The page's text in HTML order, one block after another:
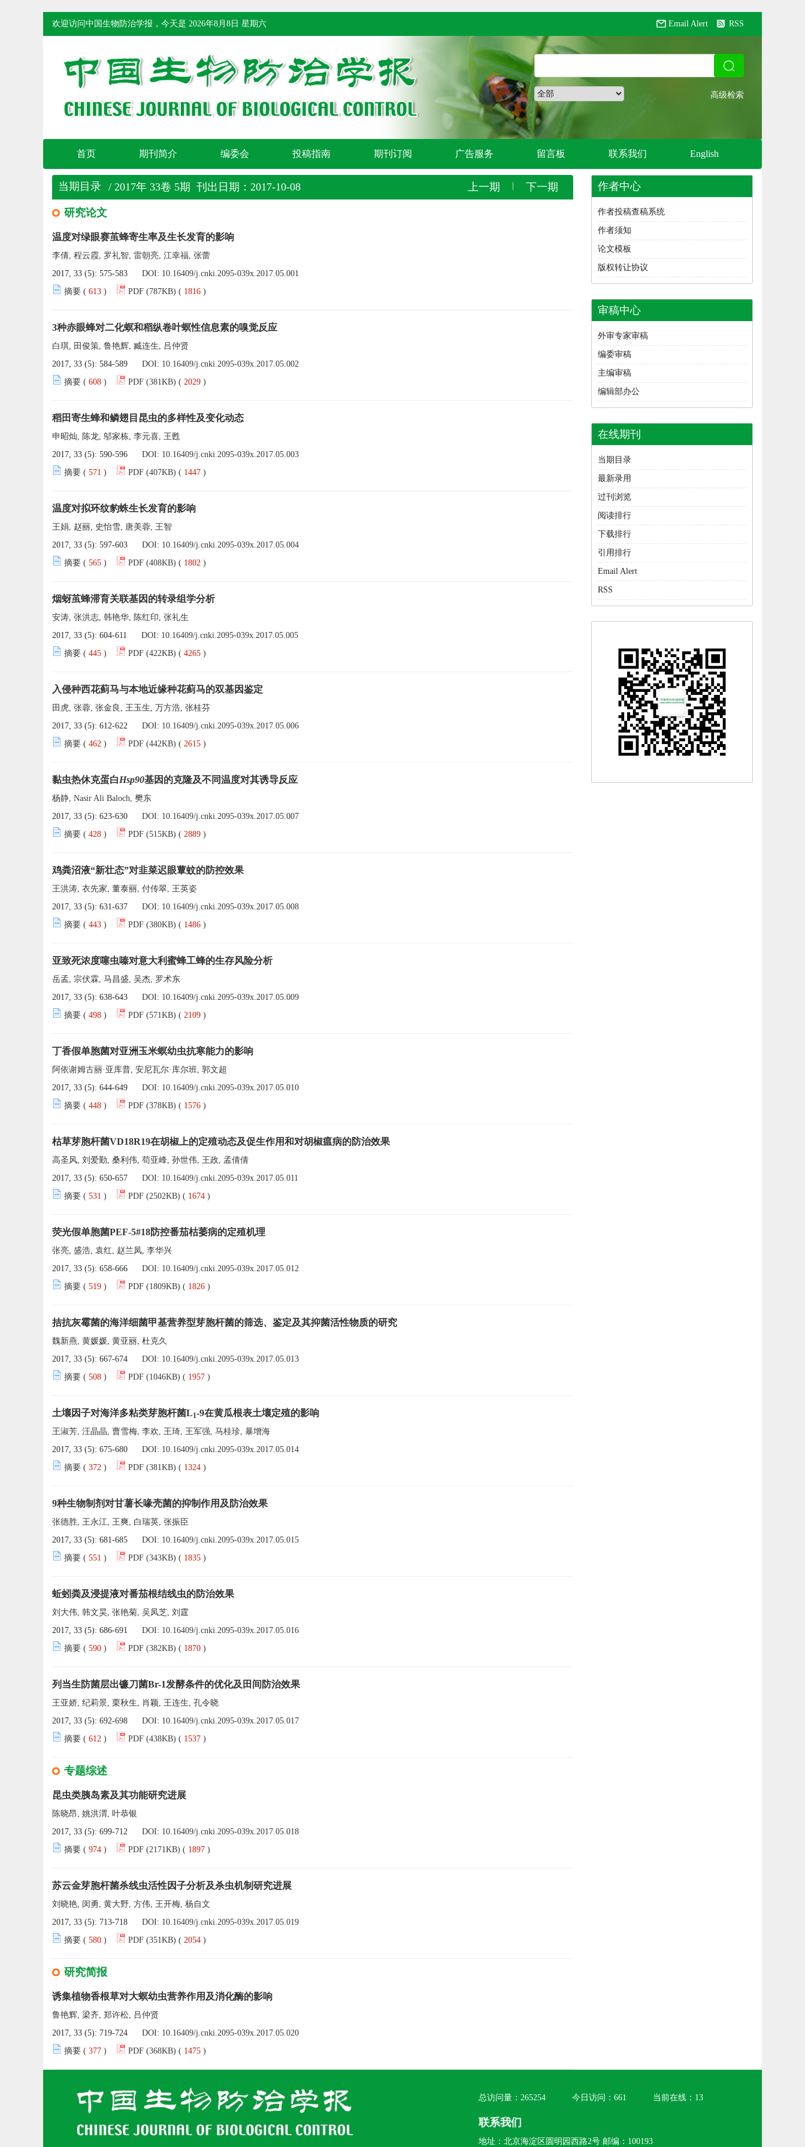
欢迎访问中国生物防治学报，今天是 2026年8月8日 星期六 Email Alert RSS
首页 期刊简介 编委会 投稿指南 期刊订阅 广告服务 留言板 联系我们 English
作者中心
作者投稿查稿系统
作者须知
论文模板
版权转让协议
审稿中心
外审专家审稿
编委审稿
主编审稿
编辑部办公
在线期刊
当期目录
最新录用
过刊浏览
阅读排行
下载排行
引用排行
Email Alert
RSS
当期目录 / 2017年 33卷 5期 刊出日期：2017-10-08 上一期 下一期
研究论文
温度对绿眼赛茧蜂寄生率及生长发育的影响
李倩, 程云霞, 罗礼智, 雷朝亮, 江幸福, 张蕾
2017, 33 (5): 575-583
DOI: 10.16409/j.cnki.2095-039x.2017.05.001
摘要 ( 613 ) PDF (787KB) ( 1816 )
3种赤眼蜂对二化螟和稻纵卷叶螟性信息素的嗅觉反应
白琪, 田俊策, 鲁艳辉, 臧连生, 吕仲贤
2017, 33 (5): 584-589
DOI: 10.16409/j.cnki.2095-039x.2017.05.002
摘要 ( 608 ) PDF (381KB) ( 2029 )
稻田寄生蜂和鳞翅目昆虫的多样性及变化动态
申昭灿, 陈龙, 邬家栋, 李元喜, 王甦
2017, 33 (5): 590-596
DOI: 10.16409/j.cnki.2095-039x.2017.05.003
摘要 ( 571 ) PDF (407KB) ( 1447 )
温度对拟环纹豹蛛生长发育的影响
王娟, 赵丽, 史怡雪, 唐美蓉, 王智
2017, 33 (5): 597-603
DOI: 10.16409/j.cnki.2095-039x.2017.05.004
摘要 ( 565 ) PDF (408KB) ( 1802 )
烟蚜茧蜂滞育关联基因的转录组学分析
安涛, 张洪志, 韩艳华, 陈红印, 张礼生
2017, 33 (5): 604-611
DOI: 10.16409/j.cnki.2095-039x.2017.05.005
摘要 ( 445 ) PDF (422KB) ( 4265 )
入侵种西花蓟马与本地近缘种花蓟马的双基因鉴定
田虎, 张蓉, 张金良, 王玉生, 万方浩, 张桂芬
2017, 33 (5): 612-622
DOI: 10.16409/j.cnki.2095-039x.2017.05.006
摘要 ( 462 ) PDF (442KB) ( 2615 )
黏虫热休克蛋白Hsp90基因的克隆及不同温度对其诱导反应
杨静, Nasir Ali Baloch, 樊东
2017, 33 (5): 623-630
DOI: 10.16409/j.cnki.2095-039x.2017.05.007
摘要 ( 428 ) PDF (515KB) ( 2889 )
鸡粪沼液“新壮态”对韭菜迟眼蕈蚊的防控效果
王洪涛, 衣先家, 董泰丽, 付传翠, 王英姿
2017, 33 (5): 631-637
DOI: 10.16409/j.cnki.2095-039x.2017.05.008
摘要 ( 443 ) PDF (380KB) ( 1486 )
亚致死浓度噻虫嗪对意大利蜜蜂工蜂的生存风险分析
岳孟, 宗伏霖, 马昌盛, 吴杰, 罗术东
2017, 33 (5): 638-643
DOI: 10.16409/j.cnki.2095-039x.2017.05.009
摘要 ( 498 ) PDF (571KB) ( 2109 )
丁香假单胞菌对亚洲玉米螟幼虫抗寒能力的影响
阿依谢姆古丽·亚库普, 安尼瓦尔·库尔班, 郭文超
2017, 33 (5): 644-649
DOI: 10.16409/j.cnki.2095-039x.2017.05.010
摘要 ( 448 ) PDF (378KB) ( 1576 )
枯草芽胞杆菌VD18R19在胡椒上的定殖动态及促生作用和对胡椒瘟病的防治效果
高圣风, 刘爱勤, 桑利伟, 苟亚峰, 孙世伟, 王政, 孟倩倩
2017, 33 (5): 650-657
DOI: 10.16409/j.cnki.2095-039x.2017.05.011
摘要 ( 531 ) PDF (2502KB) ( 1674 )
荧光假单胞菌PEF-5#18防控番茄枯萎病的定殖机理
张亮, 盛浩, 袁红, 赵兰凤, 李华兴
2017, 33 (5): 658-666
DOI: 10.16409/j.cnki.2095-039x.2017.05.012
摘要 ( 519 ) PDF (1809KB) ( 1826 )
拮抗灰霉菌的海洋细菌甲基营养型芽胞杆菌的筛选、鉴定及其抑菌活性物质的研究
魏新燕, 黄媛媛, 黄亚丽, 杜克久
2017, 33 (5): 667-674
DOI: 10.16409/j.cnki.2095-039x.2017.05.013
摘要 ( 508 ) PDF (1046KB) ( 1957 )
土壤因子对海洋多粘类芽胞杆菌L1-9在黄瓜根表土壤定殖的影响
王淑芳, 汪晶晶, 曹雪梅, 李欢, 王琦, 王军强, 马桂珍, 暴增海
2017, 33 (5): 675-680
DOI: 10.16409/j.cnki.2095-039x.2017.05.014
摘要 ( 372 ) PDF (381KB) ( 1324 )
9种生物制剂对甘薯长喙壳菌的抑制作用及防治效果
张德胜, 王永江, 王爽, 白瑞英, 张振臣
2017, 33 (5): 681-685
DOI: 10.16409/j.cnki.2095-039x.2017.05.015
摘要 ( 551 ) PDF (343KB) ( 1835 )
蚯蚓粪及浸提液对番茄根结线虫的防治效果
刘大伟, 韩文昊, 张艳菊, 吴凤芝, 刘霆
2017, 33 (5): 686-691
DOI: 10.16409/j.cnki.2095-039x.2017.05.016
摘要 ( 590 ) PDF (382KB) ( 1870 )
列当生防菌层出镰刀菌Br-1发酵条件的优化及田间防治效果
王亚娇, 纪莉景, 栗秋生, 肖颖, 王连生, 孔令晓
2017, 33 (5): 692-698
DOI: 10.16409/j.cnki.2095-039x.2017.05.017
摘要 ( 612 ) PDF (438KB) ( 1537 )
专题综述
昆虫类胰岛素及其功能研究进展
陈晓昂, 姚洪渭, 叶恭银
2017, 33 (5): 699-712
DOI: 10.16409/j.cnki.2095-039x.2017.05.018
摘要 ( 974 ) PDF (2171KB) ( 1897 )
苏云金芽胞杆菌杀线虫活性因子分析及杀虫机制研究进展
刘晓艳, 闵勇, 黄大野, 方伟, 王开梅, 杨自文
2017, 33 (5): 713-718
DOI: 10.16409/j.cnki.2095-039x.2017.05.019
摘要 ( 580 ) PDF (351KB) ( 2054 )
研究简报
诱集植物香根草对大螟幼虫营养作用及消化酶的影响
鲁艳辉, 梁齐, 郑许松, 吕仲贤
2017, 33 (5): 719-724
DOI: 10.16409/j.cnki.2095-039x.2017.05.020
摘要 ( 377 ) PDF (368KB) ( 1475 )
总访问量： 265254 今日访问： 661 当前在线： 13
联系我们
地址：北京海淀区圆明园西路2号 邮编：100193